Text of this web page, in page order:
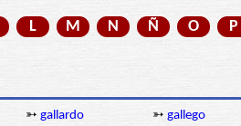
L M N Ñ O P
➳ gallardo ➳ gallego